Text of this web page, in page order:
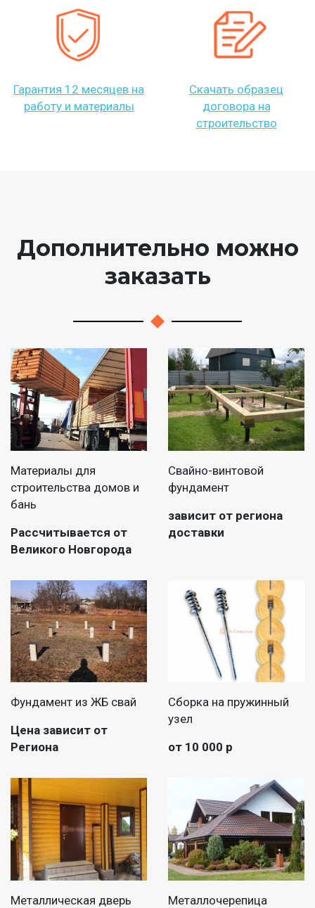
Гарантия 12 месяцев на
работу и материалы
Скачать образец
договора на
строительство
Дополнительно можно
заказать
Материалы для
строительства домов и
бань
Рассчитывается от
Великого Новгорода
Свайно-винтовой
фундамент
зависит от региона
доставки
Фундамент из ЖБ свай
Цена зависит от
Региона
Сборка на пружинный
узел
от 10 000 р
Металлическая дверь
Металлочерепица